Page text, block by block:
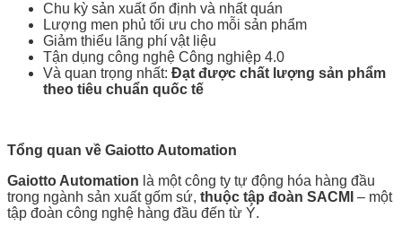
Chu kỳ sản xuất ổn định và nhất quán
Lượng men phủ tối ưu cho mỗi sản phẩm
Giảm thiểu lãng phí vật liệu
Tận dụng công nghệ Công nghiệp 4.0
Và quan trọng nhất: Đạt được chất lượng sản phẩm
theo tiêu chuẩn quốc tế
Tổng quan về Gaiotto Automation
Gaiotto Automation là một công ty tự động hóa hàng đầu
trong ngành sản xuất gốm sứ, thuộc tập đoàn SACMI – một
tập đoàn công nghệ hàng đầu đến từ Ý.